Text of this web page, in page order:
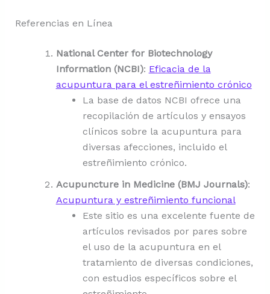
Referencias en Línea
National Center for Biotechnology
Information (NCBI): Eficacia de la
acupuntura para el estreñimiento crónico
La base de datos NCBI ofrece una
recopilación de artículos y ensayos
clínicos sobre la acupuntura para
diversas afecciones, incluido el
estreñimiento crónico.
Acupuncture in Medicine (BMJ Journals):
Acupuntura y estreñimiento funcional
Este sitio es una excelente fuente de
artículos revisados por pares sobre
el uso de la acupuntura en el
tratamiento de diversas condiciones,
con estudios específicos sobre el